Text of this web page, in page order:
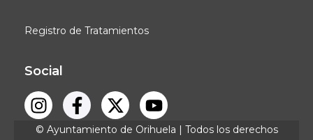
Registro de Tratamientos
Social
© Ayuntamiento de Orihuela | Todos los derechos